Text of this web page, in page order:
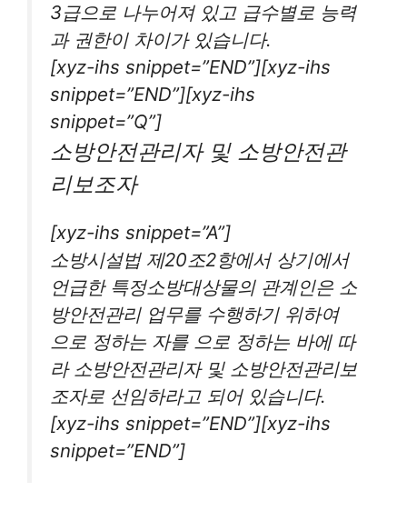
3급으로 나누어져 있고 급수별로 능력
과 권한이 차이가 있습니다.
[xyz-ihs snippet=”END”][xyz-ihs
snippet=”END”][xyz-ihs
snippet=”Q”]
소방안전관리자 및 소방안전관
리보조자
[xyz-ihs snippet=”A”]
소방시설법 제20조2항에서 상기에서
언급한 특정소방대상물의 관계인은 소
방안전관리 업무를 수행하기 위하여
으로 정하는 자를 으로 정하는 바에 따
라 소방안전관리자 및 소방안전관리보
조자로 선임하라고 되어 있습니다.
[xyz-ihs snippet=”END”][xyz-ihs
snippet=”END”]